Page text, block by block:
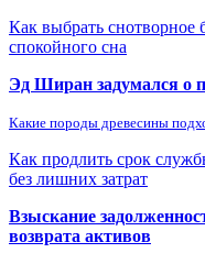
Как выбрать снотворное
спокойного сна
Эд Ширан задумался о
Какие породы древесины
Как продлить срок
без лишних затрат
Взыскание
возврата активов